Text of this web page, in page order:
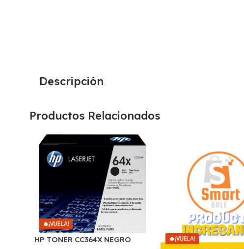
Descripción
Productos Relacionados
🔥¡VUELA!
HP TONER CC364X NEGRO
🔥¡VUELA!